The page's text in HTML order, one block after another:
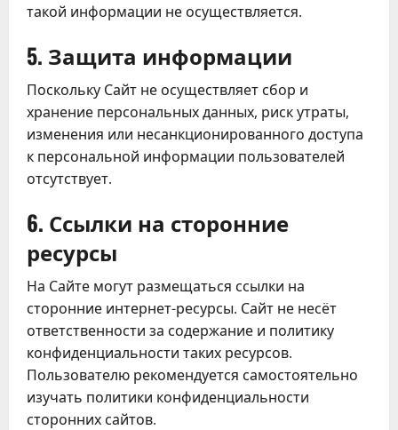
такой информации не осуществляется.
5. Защита информации
Поскольку Сайт не осуществляет сбор и
хранение персональных данных, риск утраты,
изменения или несанкционированного доступа
к персональной информации пользователей
отсутствует.
6. Ссылки на сторонние
ресурсы
На Сайте могут размещаться ссылки на
сторонние интернет-ресурсы. Сайт не несёт
ответственности за содержание и политику
конфиденциальности таких ресурсов.
Пользователю рекомендуется самостоятельно
изучать политики конфиденциальности
сторонних сайтов.